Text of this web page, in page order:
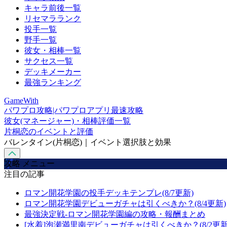
キャラ前後一覧
リセマラランク
投手一覧
野手一覧
彼女・相棒一覧
サクセス一覧
デッキメーカー
最強ランキング
GameWith
パワプロ攻略|パワプロアプリ最速攻略
彼女(マネージャー)・相棒評価一覧
片桐恋のイベントと評価
バレンタイン(片桐恋)｜イベント選択肢と効果
攻略 メニュー
注目の記事
ロマン開花学園の投手デッキテンプレ(8/7更新)
ロマン開花学園デビューガチャは引くべきか？(8/4更新)
最強決定戦-ロマン開花学園編の攻略・報酬まとめ
[水着]泡瀬満里南デビューガチャは引くべきか？(8/2更